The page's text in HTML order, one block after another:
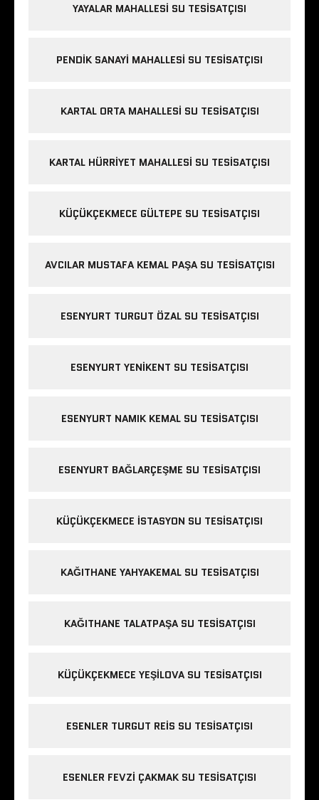
YAYALAR MAHALLESI SU TESISATÇISI
PENDIK SANAYI MAHALLESI SU TESISATÇISI
KARTAL ORTA MAHALLESI SU TESISATÇISI
KARTAL HÜRRIYET MAHALLESI SU TESISATÇISI
KÜÇÜKÇEKMECE GÜLTEPE SU TESISATÇISI
AVCILAR MUSTAFA KEMAL PAŞA SU TESISATÇISI
ESENYURT TURGUT ÖZAL SU TESISATÇISI
ESENYURT YENIKENT SU TESISATÇISI
ESENYURT NAMIK KEMAL SU TESISATÇISI
ESENYURT BAĞLARÇEŞME SU TESISATÇISI
KÜÇÜKÇEKMECE ISTASYON SU TESISATÇISI
KAĞITHANE YAHYAKEMAL SU TESISATÇISI
KAĞITHANE TALATPAŞA SU TESISATÇISI
KÜÇÜKÇEKMECE YEŞILOVA SU TESISATÇISI
ESENLER TURGUT REIS SU TESISATÇISI
ESENLER FEVZI ÇAKMAK SU TESISATÇISI